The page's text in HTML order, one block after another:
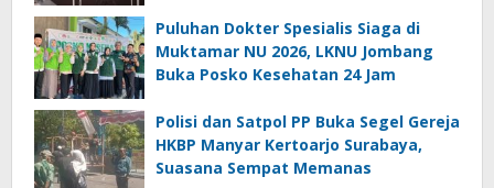
Puluhan Dokter Spesialis Siaga di
Muktamar NU 2026, LKNU Jombang
Buka Posko Kesehatan 24 Jam
Polisi dan Satpol PP Buka Segel Gereja
HKBP Manyar Kertoarjo Surabaya,
Suasana Sempat Memanas